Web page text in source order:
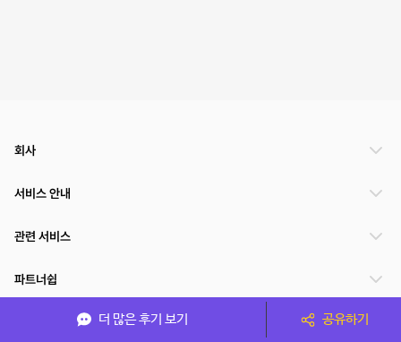
더 많은 후기 보기 공유하기
회사
서비스 안내
관련 서비스
파트너쉽
서비스 제공 국가